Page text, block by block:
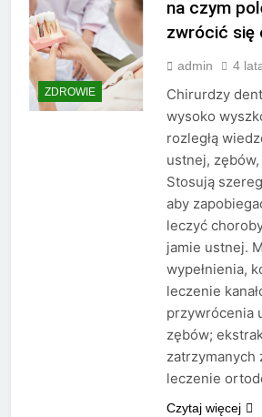
ZDROWIE
na czym
zwrócić się
admin 4
Chirurdzy
wysoko
rozległą
ustnej, zębów,
Stosują
aby
leczyć
jamie ustnej.
wypełnienia,
leczenie
przywrócenia
zębów;
zatrzymanych
leczenie
Czytaj więcej